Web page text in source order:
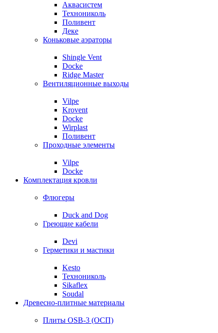
Аквасистем
Технониколь
Поливент
Деке
Коньковые аэраторы
Shingle Vent
Docke
Ridge Master
Вентиляционные выходы
Vilpe
Krovent
Docke
Wirplast
Поливент
Проходные элементы
Vilpe
Docke
Комплектация кровли
Флюгеры
Duck and Dog
Греющие кабели
Devi
Герметики и мастики
Kesto
Технониколь
Sikaflex
Soudal
Древесно-плитные материалы
Плиты OSB-3 (ОСП)